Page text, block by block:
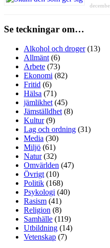
Se teckningar om…
Alkohol och droger(13)
Allmänt (6)
Arbete (73)
Ekonomi (82)
Fritid (6)
Hälsa (71)
jämlikhet (45)
Jämställdhet (8)
Kultur(9)
Lag och ordning (31)
Media (30)
Miljö (61)
Natur(32)
Omvärlden (47)
Övrigt (10)
Politik (168)
Psykologi (40)
Rasism (41)
Religion (8)
Samhälle (119)
Utbildning (14)
Vetenskap (7)